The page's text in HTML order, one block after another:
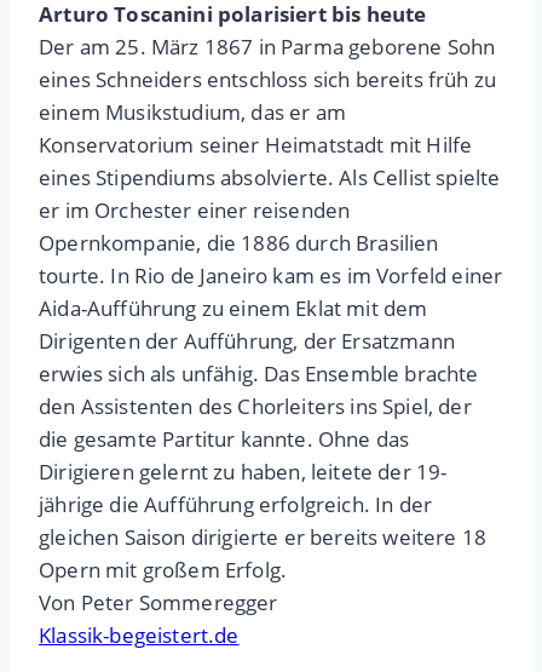
Arturo Toscanini polarisiert bis heute
Der am 25. März 1867 in Parma geborene Sohn
eines Schneiders entschloss sich bereits früh zu
einem Musikstudium, das er am
Konservatorium seiner Heimatstadt mit Hilfe
eines Stipendiums absolvierte. Als Cellist spielte
er im Orchester einer reisenden
Opernkompanie, die 1886 durch Brasilien
tourte. In Rio de Janeiro kam es im Vorfeld einer
Aida-Aufführung zu einem Eklat mit dem
Dirigenten der Aufführung, der Ersatzmann
erwies sich als unfähig. Das Ensemble brachte
den Assistenten des Chorleiters ins Spiel, der
die gesamte Partitur kannte. Ohne das
Dirigieren gelernt zu haben, leitete der 19-
jährige die Aufführung erfolgreich. In der
gleichen Saison dirigierte er bereits weitere 18
Opern mit großem Erfolg.
Von Peter Sommeregger
Klassik-begeistert.de